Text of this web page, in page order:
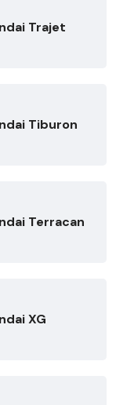
Trajet
Tiburon
Terracan
XG